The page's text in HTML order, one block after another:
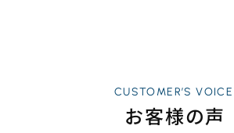
CUSTOMER’S VOICE
お客様の声